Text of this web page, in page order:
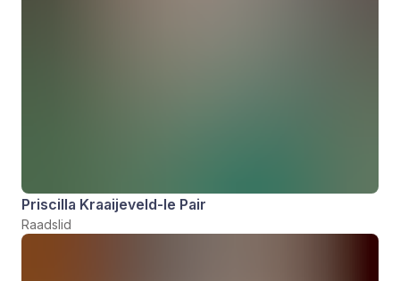
Priscilla Kraaijeveld-le Pair
Raadslid